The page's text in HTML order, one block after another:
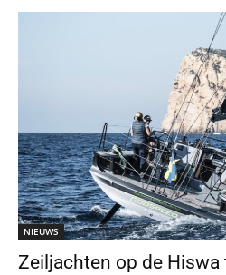
NIEUWS
Zeiljachten op de Hiswa